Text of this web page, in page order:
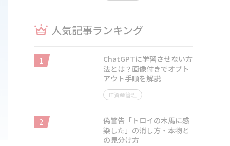
人気記事ランキング
1
ChatGPTに学習させない方
法とは？画像付きでオプト
アウト手順を解説
IT資産管理
2
偽警告「トロイの木馬に感
染した」の消し方・本物と
の見分け方